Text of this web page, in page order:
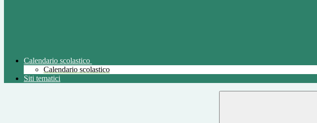
Calendario scolastico
Calendario scolastico
Siti tematici